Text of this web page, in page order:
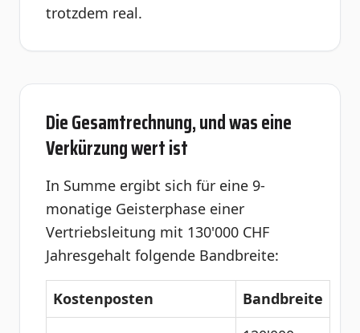
trotzdem real.
Die Gesamtrechnung, und was eine
Verkürzung wert ist
In Summe ergibt sich für eine 9-
monatige Geisterphase einer
Vertriebsleitung mit 130'000 CHF
Jahresgehalt folgende Bandbreite:
Kostenposten Bandbreite